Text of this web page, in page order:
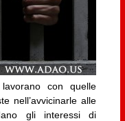
con quelle
nell’avvicinarle alle
gli interessi di